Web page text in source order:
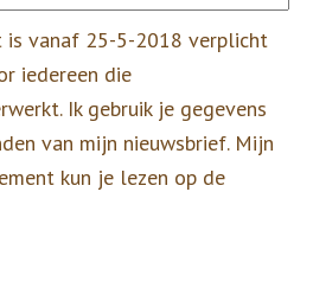
is vanaf 25-5-2018 verplicht
iedereen die
Ik gebruik je gegevens
van mijn nieuwsbrief. Mijn
kun je lezen op de